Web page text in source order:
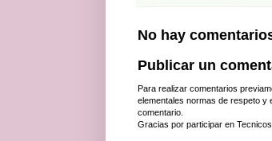
No hay
Publicar un
Para realizar comentarios
elementales normas de respeto y
comentario.
Gracias por participar en